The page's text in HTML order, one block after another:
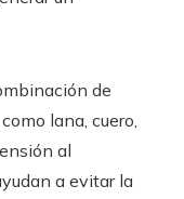
de
lana, cuero,
al
a evitar la